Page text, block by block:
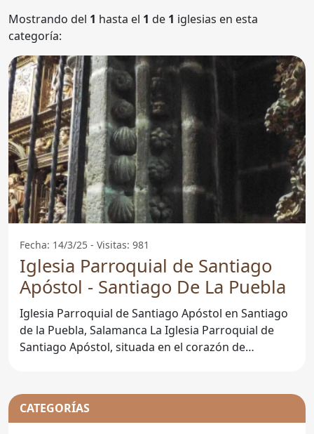
Mostrando del 1 hasta el 1 de 1 iglesias en esta
categoría:
Fecha: 14/3/25 - Visitas: 981
Iglesia Parroquial de Santiago
Apóstol - Santiago De La Puebla
Iglesia Parroquial de Santiago Apóstol en Santiago
de la Puebla, Salamanca La Iglesia Parroquial de
Santiago Apóstol, situada en el corazón de
CATEGORÍAS